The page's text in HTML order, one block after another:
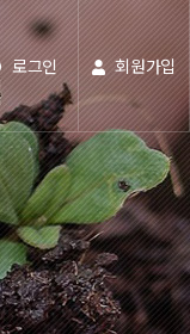
로그인 회원가입